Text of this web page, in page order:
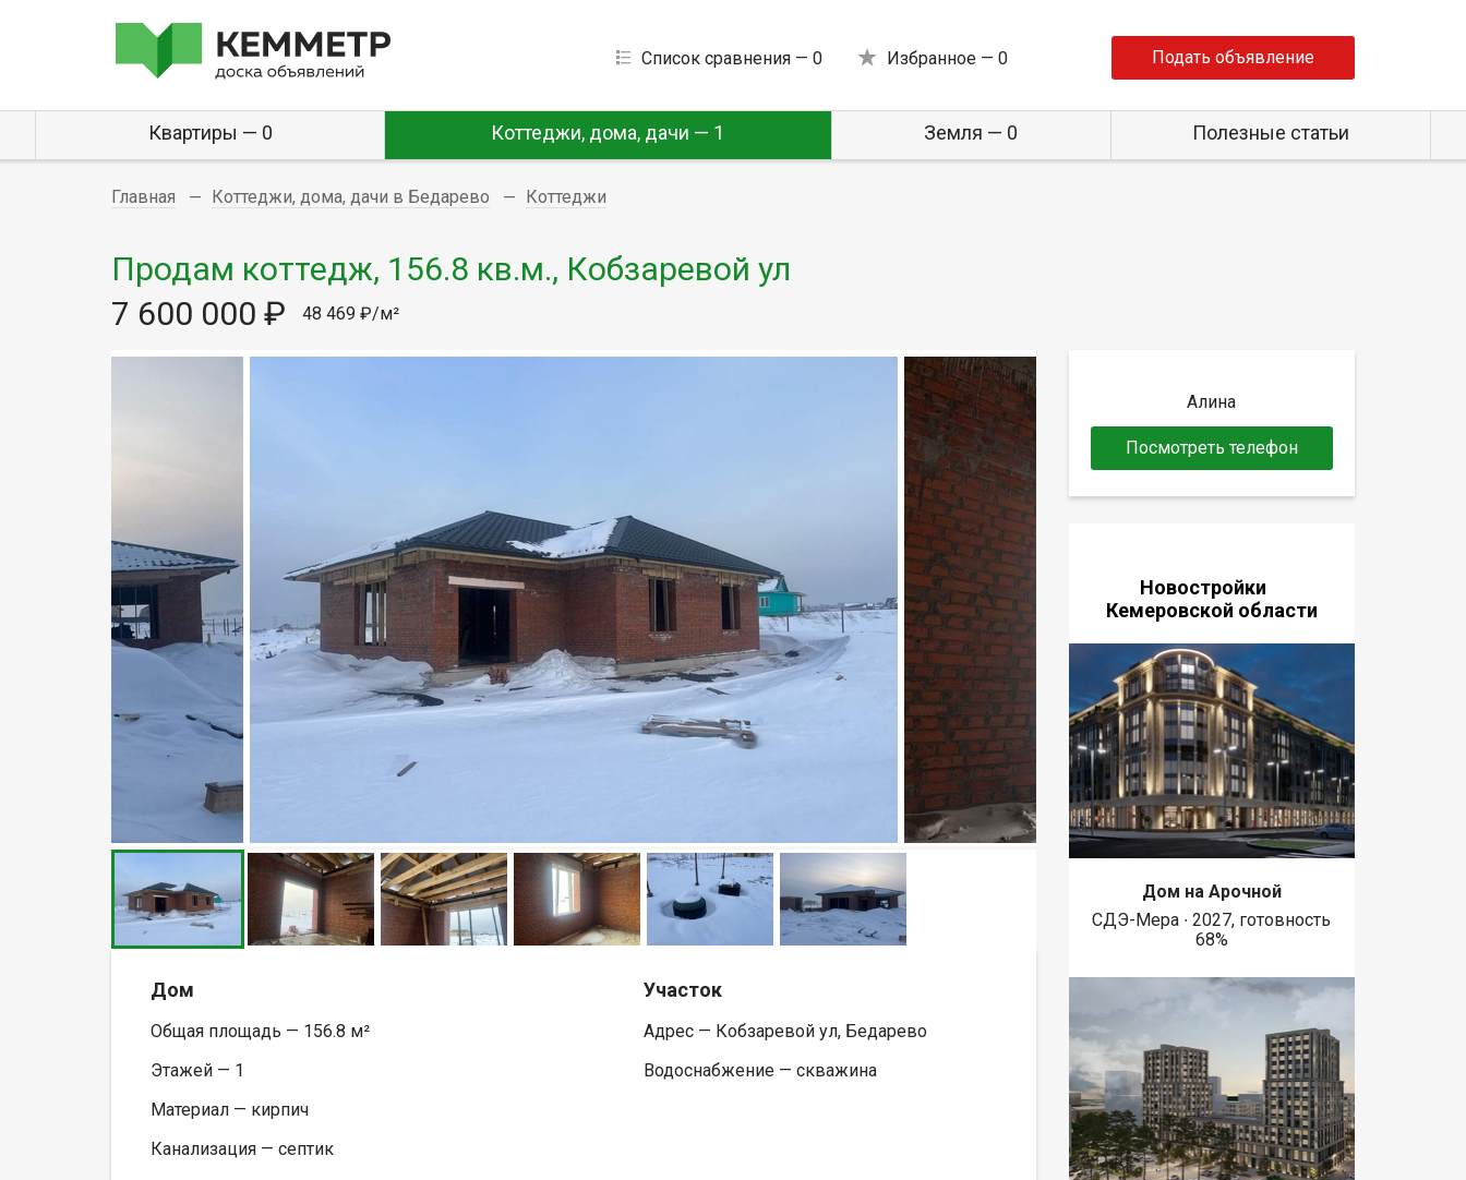
Список сравнения — 0 Избранное — 0 Подать объявление
Квартиры — 0 Коттеджи, дома, дачи — 1 Земля — 0 Полезные статьи
Главная Коттеджи, дома, дачи в Бедарево Коттеджи
Продам коттедж, 156.8 кв.м., Кобзаревой ул
7 600 000 ₽
48 469 ₽/м²
Дом
Общая площадь — 156.8 м²
Этажей — 1
Материал — кирпич
Канализация — септик
Участок
Адрес — Кобзаревой ул, Бедарево
Водоснабжение — скважина
Алина
Посмотреть телефон
Новостройки
Кемеровской области
Дом на Арочной
СДЭ-Мера ∙ 2027, готовность
68%